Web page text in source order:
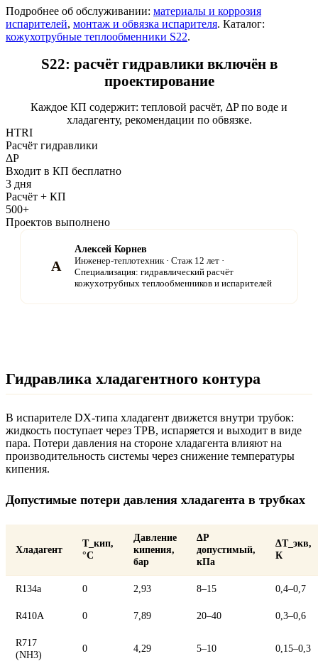
Подробнее об обслуживании: материалы и коррозия
испарителей, монтаж и обвязка испарителя. Каталог:
кожухотрубные теплообменники S22.
S22: расчёт гидравлики включён в
проектирование
Каждое КП содержит: тепловой расчёт, ΔP по воде и
хладагенту, рекомендации по обвязке.
HTRI
Расчёт гидравлики
ΔP
Входит в КП бесплатно
3 дня
Расчёт + КП
500+
Проектов выполнено
А
Алексей Корнев
Инженер-теплотехник · Стаж 12 лет ·
Специализация: гидравлический расчёт
кожухотрубных теплообменников и испарителей
Гидравлика хладагентного контура
В испарителе DX-типа хладагент движется внутри трубок:
жидкость поступает через ТРВ, испаряется и выходит в виде
пара. Потери давления на стороне хладагента влияют на
производительность системы через снижение температуры
кипения.
Допустимые потери давления хладагента в трубках
Хладагент
T_кип,
°C
Давление
кипения,
бар
ΔP
допустимый,
кПа
ΔT_экв,
К
R134a 0 2,93 8–15 0,4–0,7
R410A 0 7,89 20–40 0,3–0,6
R717
(NH3)
0 4,29 5–10 0,15–0,3